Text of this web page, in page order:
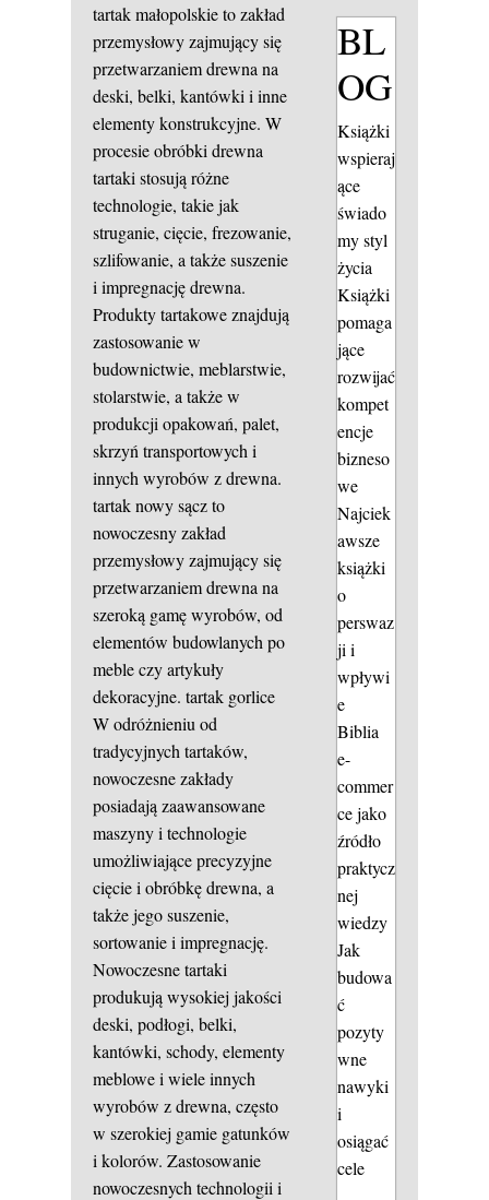
tartak małopolskie to zakład
przemysłowy zajmujący się
przetwarzaniem drewna na
deski, belki, kantówki i inne
elementy konstrukcyjne. W
procesie obróbki drewna
tartaki stosują różne
technologie, takie jak
struganie, cięcie, frezowanie,
szlifowanie, a także suszenie
i impregnację drewna.
Produkty tartakowe znajdują
zastosowanie w
budownictwie, meblarstwie,
stolarstwie, a także w
produkcji opakowań, palet,
skrzyń transportowych i
innych wyrobów z drewna.
tartak nowy sącz to
nowoczesny zakład
przemysłowy zajmujący się
przetwarzaniem drewna na
szeroką gamę wyrobów, od
elementów budowlanych po
meble czy artykuły
dekoracyjne. tartak gorlice
W odróżnieniu od
tradycyjnych tartaków,
nowoczesne zakłady
posiadają zaawansowane
maszyny i technologie
umożliwiające precyzyjne
cięcie i obróbkę drewna, a
także jego suszenie,
sortowanie i impregnację.
Nowoczesne tartaki
produkują wysokiej jakości
deski, podłogi, belki,
kantówki, schody, elementy
meblowe i wiele innych
wyrobów z drewna, często
w szerokiej gamie gatunków
i kolorów. Zastosowanie
nowoczesnych technologii i
BL
OG
Książki
wspieraj
ące
świado
my styl
życia
Książki
pomaga
jące
rozwijać
kompet
encje
bizneso
we
Najciek
awsze
książki
o
perswaz
ji i
wpływi
e
Biblia
e-
commer
ce jako
źródło
praktycz
nej
wiedzy
Jak
budowa
ć
pozyty
wne
nawyki
i
osiągać
cele